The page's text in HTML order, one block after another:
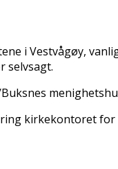
i Vestvågøy,
selvsagt.
kirkekontoret for